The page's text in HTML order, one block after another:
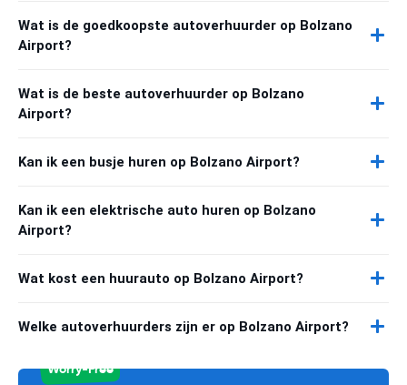
Wat is de goedkoopste autoverhuurder op Bolzano
Airport?
Wat is de beste autoverhuurder op Bolzano
Airport?
Kan ik een busje huren op Bolzano Airport?
Kan ik een elektrische auto huren op Bolzano
Airport?
Wat kost een huurauto op Bolzano Airport?
Welke autoverhuurders zijn er op Bolzano Airport?
Worry-Free